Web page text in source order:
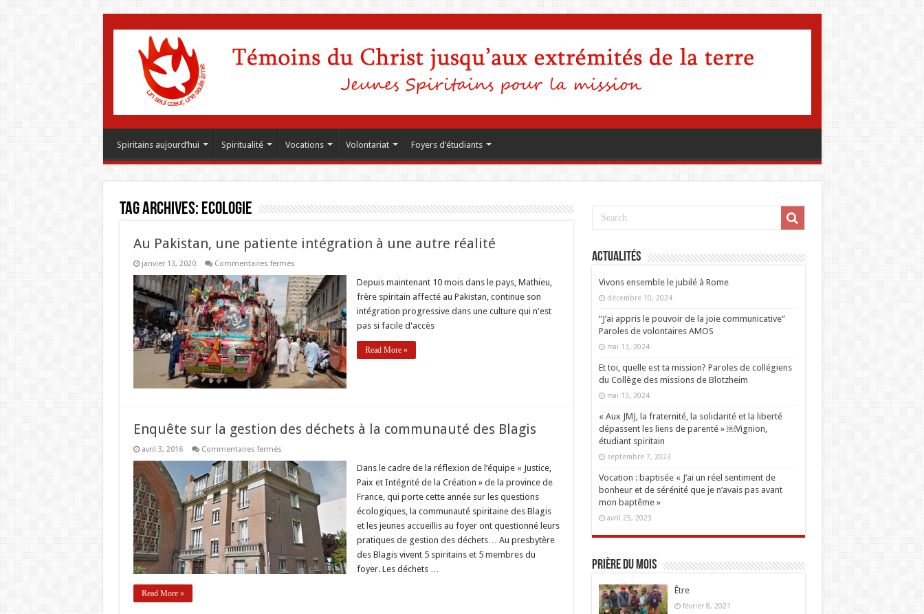
Spiritains aujourd’hui Spiritualité Vocations Volontariat Foyers d’étudiants
Tag Archives: Ecologie
Au Pakistan, une patiente intégration à une autre réalité
janvier 13, 2020 Commentaires ferméssur
Pakistan,
une
patiente
intégration
à
une
autre
réalité
Depuis maintenant 10 mois dans le pays, Mathieu,
frère spiritain affecté au Pakistan, continue son
intégration progressive dans une culture qui n'est
pas si facile d'accès
Read More »
Enquête sur la gestion des déchets à la communauté des Blagis
avril 3, 2016 Commentaires ferméssur
sur
la
gestion
des
déchets
communauté
des
Blagis
Dans le cadre de la réflexion de l’équipe « Justice,
Paix et Intégrité de la Création » de la province de
France, qui porte cette année sur les questions
écologiques, la communauté spiritaine des Blagis
et les jeunes accueillis au foyer ont questionné leurs
pratiques de gestion des déchets… Au presbytère
des Blagis vivent 5 spiritains et 5 membres du
foyer. Les déchets …
Read More »
Actualités
Vivons ensemble le jubilé à Rome
décembre 10, 2024
“J’ai appris le pouvoir de la joie communicative”
Paroles de volontaires AMOS
mai 13, 2024
Et toi, quelle est ta mission? Paroles de collégiens
du Collège des missions de Blotzheim
mai 13, 2024
« Aux JMJ, la fraternité, la solidarité et la liberté
dépassent les liens de parenté » ￼Vignion,
étudiant spiritain
septembre 7, 2023
Vocation : baptisée « J’ai un réel sentiment de
bonheur et de sérénité que je n’avais pas avant
mon baptême »
avril 25, 2023
Prière du mois
Être
février 8, 2021